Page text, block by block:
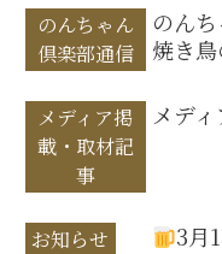
のんちゃん
倶楽部通信
のん
焼き
メディア掲
載・取材記
事
メデ
お知らせ 3月